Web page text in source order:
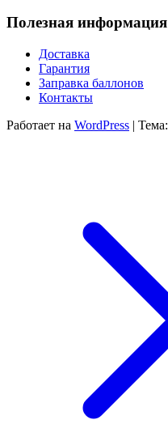
Полезная информация
Доставка
Гарантия
Заправка баллонов
Контакты
Работает на WordPress | Тема: